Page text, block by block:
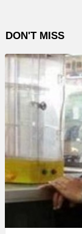
DON'T MISS